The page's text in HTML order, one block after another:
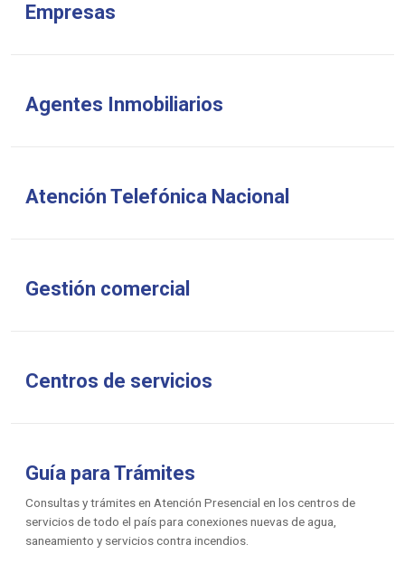
Empresas
Agentes Inmobiliarios
Atención Telefónica Nacional
Gestión comercial
Centros de servicios
Guía para Trámites
Consultas y trámites en Atención Presencial en los centros de
servicios de todo el país para conexiones nuevas de agua,
saneamiento y servicios contra incendios.